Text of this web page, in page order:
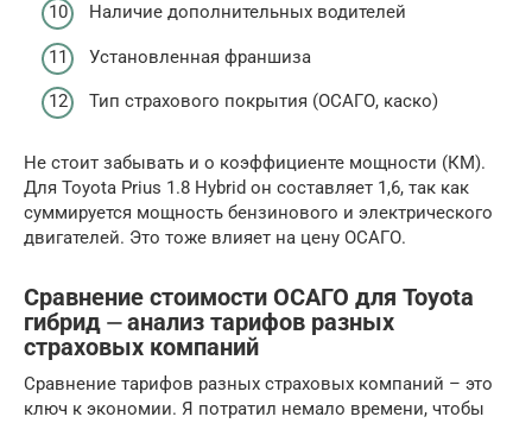
Наличие дополнительных водителей
Установленная франшиза
Тип страхового покрытия (ОСАГО, каско)
Не стоит забывать и о коэффициенте мощности (КМ).
Для Toyota Prius 1.8 Hybrid он составляет 1,6, так как
суммируется мощность бензинового и электрического
двигателей. Это тоже влияет на цену ОСАГО.
Сравнение стоимости ОСАГО для Toyota
гибрид ⏤ анализ тарифов разных
страховых компаний
Сравнение тарифов разных страховых компаний – это
ключ к экономии. Я потратил немало времени, чтобы